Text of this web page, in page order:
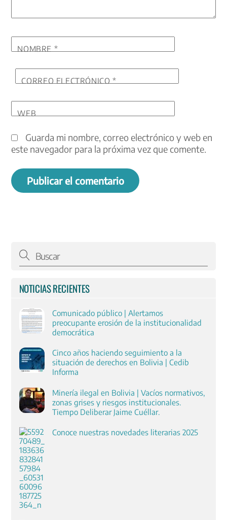
NOMBRE *
CORREO ELECTRÓNICO*
WEB
Guarda mi nombre, correo electrónico y web en
este navegador para la próxima vez que comente.
NOTICIAS RECIENTES
Comunicado público | Alertamos
preocupante erosión de la institucionalidad
democrática
Cinco años haciendo seguimiento a la
situación de derechos en Bolivia | Cedib
Informa
Minería ilegal en Bolivia | Vacíos normativos,
zonas grises y riesgos institucionales.
Tiempo Deliberar Jaime Cuéllar.
Conoce nuestras novedades literarias 2025